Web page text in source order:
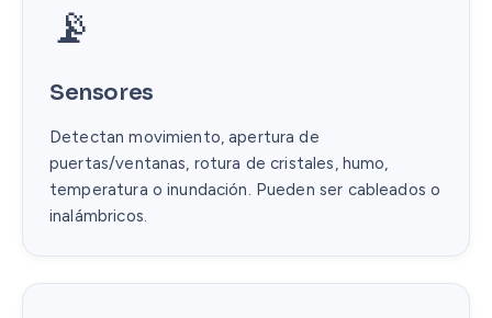
📡
Sensores
Detectan movimiento, apertura de
puertas/ventanas, rotura de cristales, humo,
temperatura o inundación. Pueden ser cableados o
inalámbricos.